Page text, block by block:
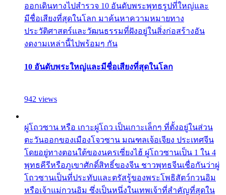
ออกเดินทางไปสำรวจ 10 อันดับพระพุทธรูปที่ใหญ่และ
มีชื่อเสียงที่สุดในโลก มาค้นหาความหมายทาง
ประวัติศาสตร์และวัฒนธรรมที่ฝังอยู่ในสิ่งก่อสร้างอัน
งดงามเหล่านี้ไปพร้อมๆ กัน
10 อันดับพระใหญ่และมีชื่อเสียงที่สุดในโลก
942 views
ผู่โถวซาน หรือ เกาะผู่โถว เป็นเกาะเล็กๆ ที่ตั้งอยู่ในส่วน
ตะวันออกของเมืองโจวซาน มณฑลเจ้อเจียง ประเทศจีน
โดยอยู่ทางตอนใต้ของนครเซี่ยงไฮ้ ผู่โถวซานเป็น 1 ใน 4
พุทธคีรีหรือภูเขาศักดิ์สิทธิ์ของจีน ชาวพุทธจีนเชื่อกันว่าผู่
โถวซานเป็นที่ประทับและตรัสรู้ของพระโพธิสัตว์กวนอิม
หรือเจ้าแม่กวนอิม ซึ่งเป็นหนึ่งในเทพเจ้าที่สำคัญที่สุดใน